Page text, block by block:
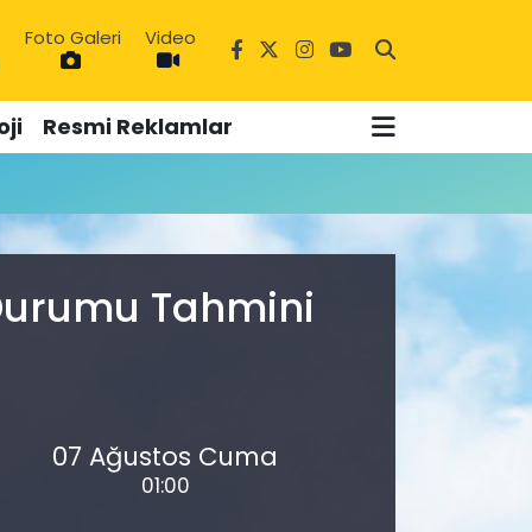
Foto Galeri Video
Resmi Reklamlar
Tahmini
07 Ağustos Cuma
01:00